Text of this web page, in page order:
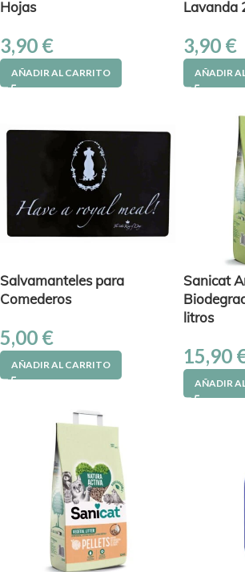
Hojas
3,90 €
AÑADIR AL CARRITO
Lavanda
3,90 €
AÑADIR
Salvamanteles para
Comederos
5,00 €
AÑADIR AL CARRITO
Sanicat
litros
15,90
AÑADIR